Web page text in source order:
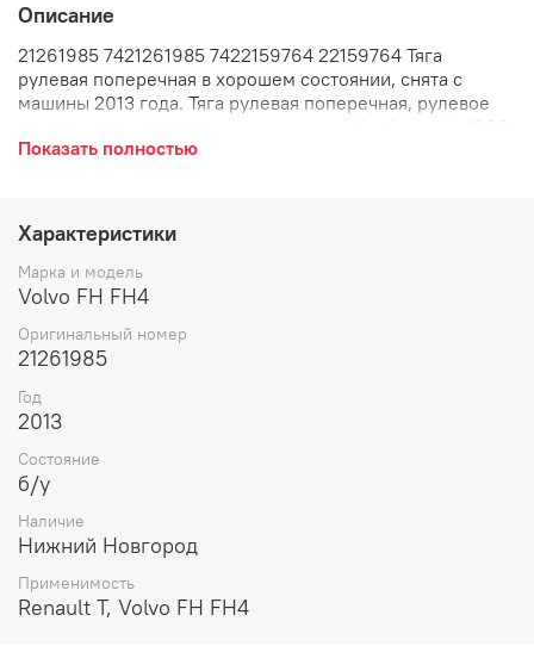
Описание
21261985 7421261985 7422159764 22159764 Тяга
рулевая поперечная в хорошем состоянии, снята с
машины 2013 года. Тяга рулевая поперечная, рулевое
mm.
Показать полностью
Характеристики
Марка и модель
Volvo FH FH4
Оригинальный номер
21261985
Год
2013
Состояние
б/у
Наличие
Нижний Новгород
Применимость
Renault T, Volvo FH FH4